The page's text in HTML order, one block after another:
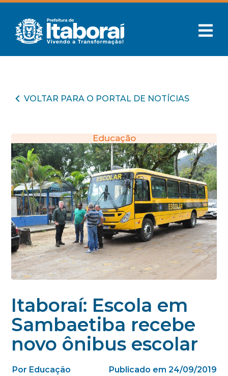
VOLTAR PARA O PORTAL DE NOTÍCIAS
Educação
Itaboraí: Escola em
Sambaetiba recebe
novo ônibus escolar
Por Educação Publicado em 24/09/2019